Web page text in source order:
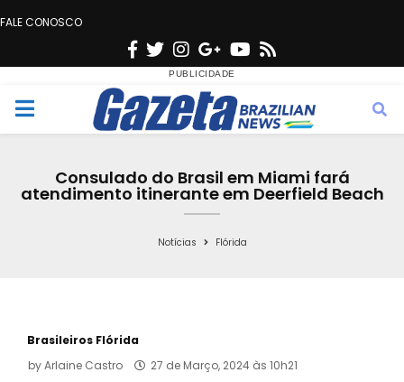
FALE CONOSCO
F
c
e
o
T
w
i
t
e
n
s
t
g
r
a
G
o
o
g
e
Y
u
t
b
s
M
n
Consulado do Brasil em Miami fará
atendimento itinerante em Deerfield Beach
Notícias Flórida
Brasileiros Flórida
byArlaine Castro 27 de Março, 2024 às 10h21